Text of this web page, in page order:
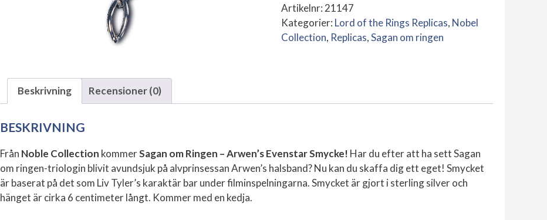
-
Arwen's
Evenstar
Artikelnr: 21147
Kategorier: Lord of the Rings Replicas, Nobel
Collection, Replicas,Sagan om ringen
Beskrivning Recensioner (0)
BESKRIVNING
Från Noble Collection kommerSagan om Ringen – Arwen’s Evenstar Smycke! Har du efter att ha sett Sagan
om ringen-triologin blivit avundsjuk på alvprinsessan Arwen’s halsband? Nu kan du skaffa dig ett eget! Smycket
är baserat på det som Liv Tyler’s karaktär bar under filminspelningarna. Smycket är gjort i sterling silver och
hänget är cirka 6 centimeter långt. Kommer med en kedja.